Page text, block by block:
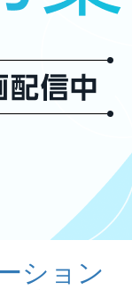
ション